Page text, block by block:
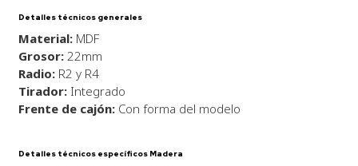
Detalles técnicos generales
Material:MDF
Grosor:22mm
Radio:R2 y R4
Tirador: Integrado
Frente de cajón:Con forma del modelo
Detalles técnicos específicos Madera